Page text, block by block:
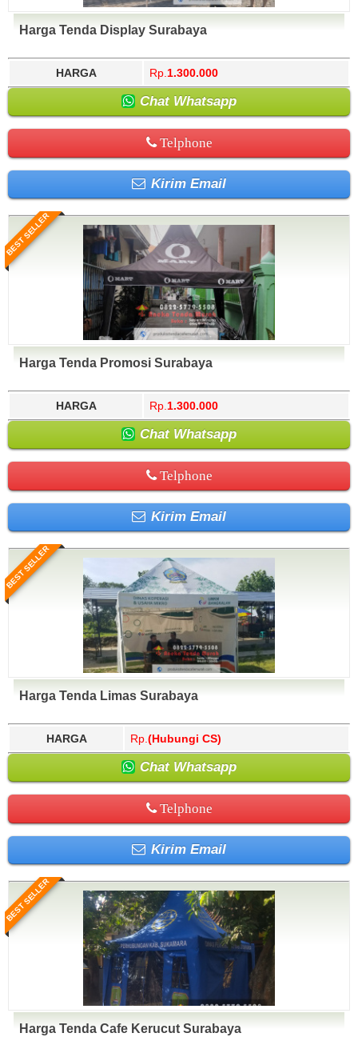
Harga Tenda Display Surabaya
HARGA Rp. 1.300.000
Chat Whatsapp
Telphone
Kirim Email
BEST SELLER
Harga Tenda Promosi Surabaya
HARGA Rp. 1.300.000
Chat Whatsapp
Telphone
Kirim Email
BEST SELLER
Harga Tenda Limas Surabaya
HARGA Rp. (Hubungi CS)
Chat Whatsapp
Telphone
Kirim Email
BEST SELLER
Harga Tenda Cafe Kerucut Surabaya